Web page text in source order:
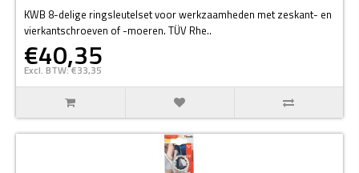
KWB 8-delige ringsleutelset voor werkzaamheden met zeskant- en
vierkantschroeven of -moeren. TÜV Rhe..
€40,35
Excl. BTW: €33,35